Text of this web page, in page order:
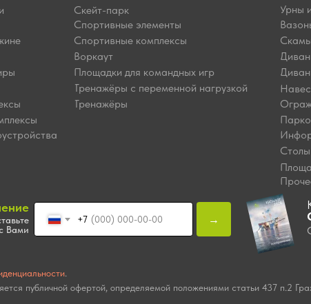
.
публичной офертой, определяемой положениями статьи 437 п.2
+7 →
Вами
Урны
Воркаут
Площадки для командных игр
Скейт-парк
Спортивные элементы
Спортивные комплексы
Тренажёры
Тренажёры с переменной нагрузкой